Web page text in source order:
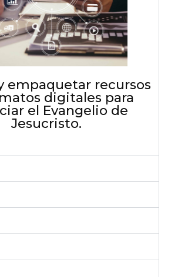
empaquetar recursos
digitales para
el Evangelio de
Jesucristo.